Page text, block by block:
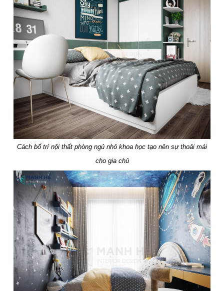
Cách bố trí nội thất phòng ngủ nhỏ khoa học tạo nên sự thoải mái
cho gia chủ